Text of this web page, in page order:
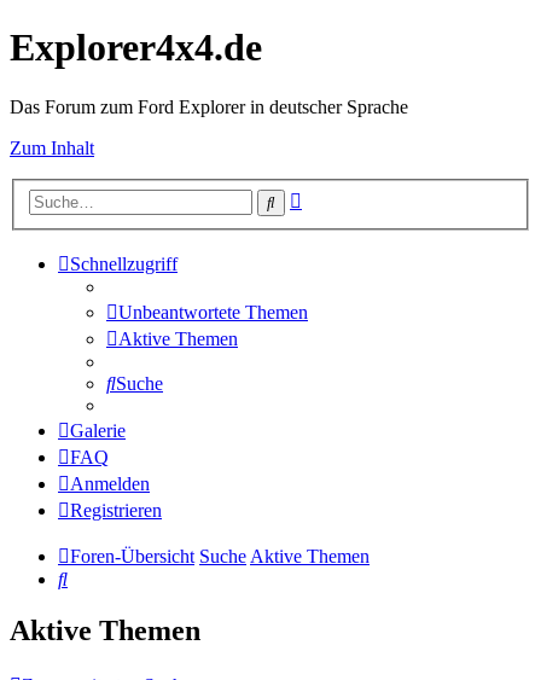
Explorer4x4.de
Das Forum zum Ford Explorer in deutscher Sprache
Zum Inhalt
Suche
Schnellzugriff
Unbeantwortete Themen
Aktive Themen
Suche
Galerie
FAQ
Anmelden
Registrieren
Foren-Übersicht SucheAktive Themen
Suche
Aktive Themen